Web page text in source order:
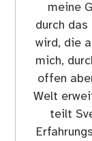
meine
durch
wird, die
mich,
offen
Welt
teilt